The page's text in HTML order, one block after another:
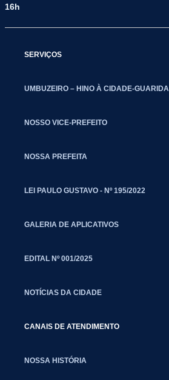
16h
SERVIÇOS
UMBUZEIRO – HINO À CIDADE-GUARIDA
NOSSO VICE-PREFEITO
NOSSA PREFEITA
LEI PAULO GUSTAVO - Nº 195/2022
GALERIA DE APLICATIVOS
EDITAL Nº 001/2025
NOTÍCIAS DA CIDADE
CANAIS DE ATENDIMENTO
NOSSA HISTÓRIA